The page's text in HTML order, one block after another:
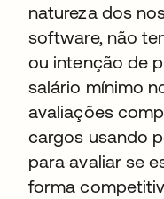
natureza dos
software, não
ou intenção de
salário mínimo
avaliações
cargos usando
para avaliar se
forma